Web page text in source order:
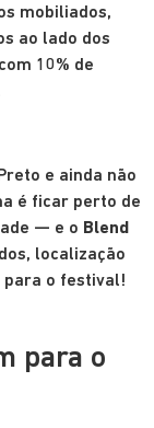
mobiliados,
ao lado dos
10% de
e ainda não
é ficar perto de
— e o Blend
localização
para o festival!
para o